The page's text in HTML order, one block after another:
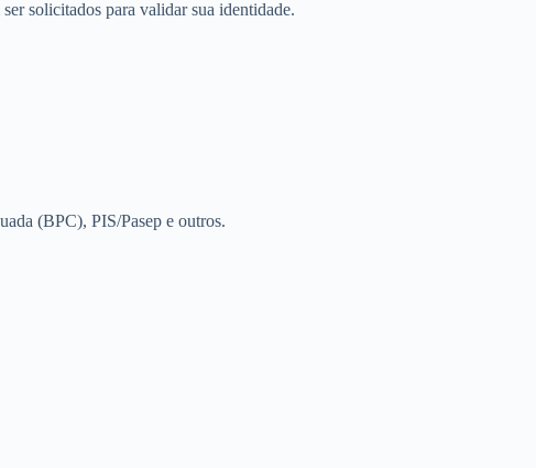
solicitados para validar sua identidade.
(BPC), PIS/Pasep e outros.